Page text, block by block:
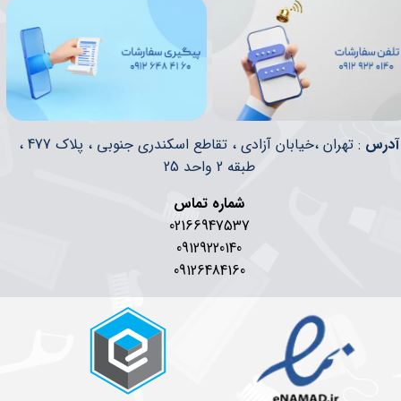
​​آدرس
: تهران ،خیابان آزادی ، تقاطع اسکندری جنوبی ، پلاک 477 ،
طبقه 2 واحد 25
شماره تماس
02166947537
09129220140
09126484160